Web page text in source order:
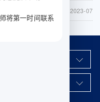
2023-07
将第一时间联系